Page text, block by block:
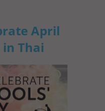
April
in Thai